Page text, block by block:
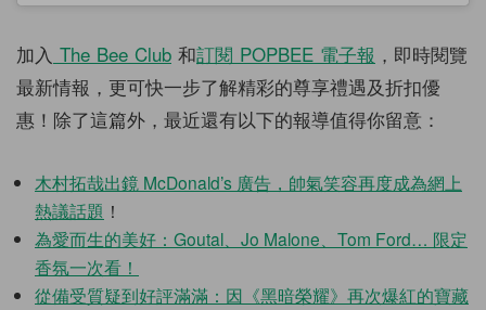
加入 The Bee Club 和訂閱 POPBEE 電子報 ，即時閱覽
最新情報，更可快一步了解精彩的尊享禮遇及折扣優
惠！除了這篇外，最近還有以下的報導值得你留意：
木村拓哉出鏡 McDonald’s 廣告，帥氣笑容再度成為網上
熱議話題 ！
為愛而生的美好：Goutal、Jo Malone、Tom Ford… 限定
香氛一次看！
從備受質疑到好評滿滿：因《黑暗榮耀》再次爆紅的寶藏